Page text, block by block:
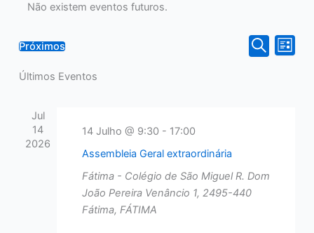
Não existem eventos futuros.
Navegação
dePesquisar
de
Lista
Próximos
a
Últimos Eventos
Jul
14
2026
14 Julho @ 9:30- 17:00
Assembleia Geral extraordinária
Fátima - Colégio de São MiguelR. Dom
João Pereira Venâncio 1, 2495-440
Fátima, FÁTIMA